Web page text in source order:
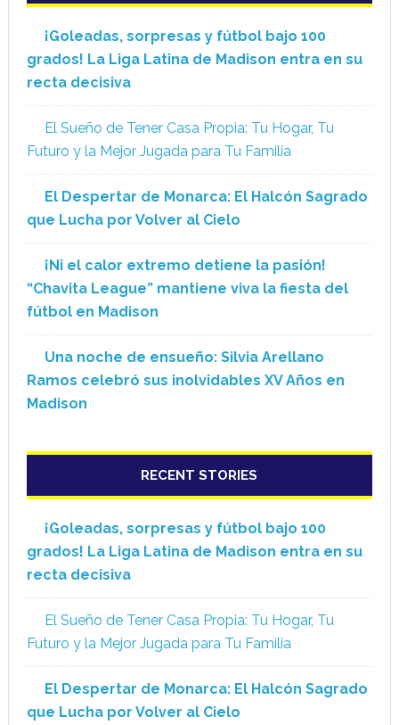
¡Goleadas, sorpresas y fútbol bajo 100
grados! La Liga Latina de Madison entra en su
recta decisiva
El Sueño de Tener Casa Propia: Tu Hogar, Tu
Futuro y la Mejor Jugada para Tu Familia
El Despertar de Monarca: El Halcón Sagrado
que Lucha por Volver al Cielo
¡Ni el calor extremo detiene la pasión!
“Chavita League” mantiene viva la fiesta del
fútbol en Madison
Una noche de ensueño: Silvia Arellano
Ramos celebró sus inolvidables XV Años en
Madison
RECENT STORIES
¡Goleadas, sorpresas y fútbol bajo 100
grados! La Liga Latina de Madison entra en su
recta decisiva
El Sueño de Tener Casa Propia: Tu Hogar, Tu
Futuro y la Mejor Jugada para Tu Familia
El Despertar de Monarca: El Halcón Sagrado
que Lucha por Volver al Cielo